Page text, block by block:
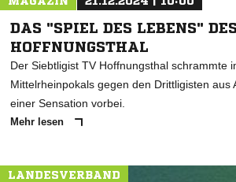
DAS "SPIEL DES LEBENS"
HOFFNUNGSTHAL
Der Siebtligist TV Hoffnungsthal schrammte
Mittelrheinpokals gegen den Drittligisten aus
einer Sensation vorbei.
Mehr lesen
LANDESVERBAND